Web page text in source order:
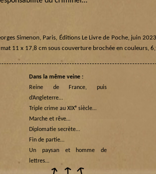
Simenon, Paris, Éditions Le Livre de Poche, juin
11 x 17,8 cm sous couverture brochée en couleurs,
Dans la même veine :
Reine de France, puis
d’Angleterre…
Triple crime au XIXᵉ siècle…
Marche et rêve…
Diplomatie secrète…
Fin de partie…
Un paysan et homme de
lettres…